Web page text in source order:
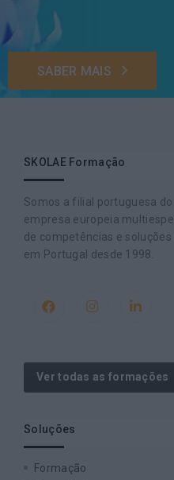
SABER MAIS
SKOLAE Formação
Somos a filial portuguesa
empresa europeia
de competências e
em Portugal desde 1998.
Ver todas as formações
Soluções
Formação